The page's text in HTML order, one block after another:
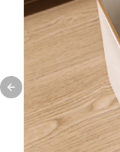
Previous slide